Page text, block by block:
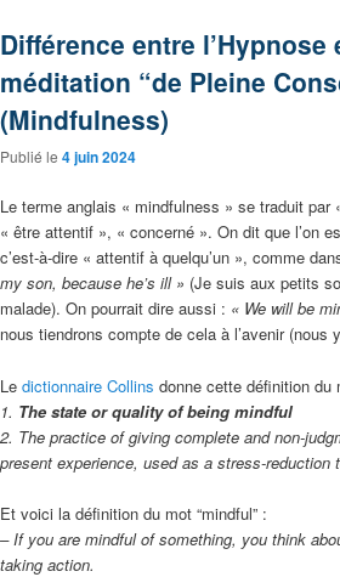
Différence entre l’Hypnose
méditation “de Pleine
(Mindfulness)
Publié le 4 juin 2024
Le terme anglais « mindfulness » se traduit par
« être attentif », « concerné ». On dit que l’on
c’est-à-dire « attentif à quelqu’un », comme
my son, because he’s ill » (Je suis aux petits
malade). On pourrait dire aussi : « We will be
nous tiendrons compte de cela à l’avenir (nous
Le dictionnaire Collins donne cette définition du
1. The state or quality of being mindful
2. The practice of giving complete and non-
present experience, used as a stress-reduction
Et voici la définition du mot “mindful” :
– If you are mindful of something, you think
taking action.